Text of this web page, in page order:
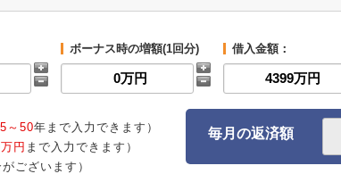
ボーナス時の増額(1回分) 借入金額：
5～50年まで入力できます）
円 まで入力できます）
ございます）
毎月の返済額